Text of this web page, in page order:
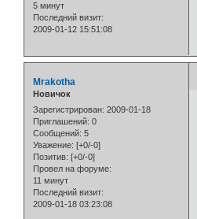
5 минут
Последний визит:
2009-01-12 15:51:08
Mrakotha
Новичок
Зарегистрирован: 2009-01-18
Приглашений: 0
Сообщений: 5
Уважение: [+0/-0]
Позитив: [+0/-0]
Провел на форуме:
11 минут
Последний визит:
2009-01-18 03:23:08